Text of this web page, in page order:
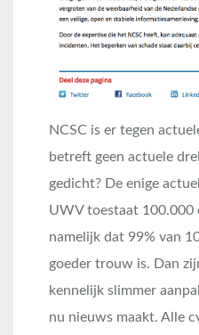
NCSC is er tegen
betreft geen actuele
gedicht? De enige
UWV toestaat 100.000
namelijk dat 99% van
goeder trouw is. Dan
kennelijk slimmer
nu nieuws maakt. Alle